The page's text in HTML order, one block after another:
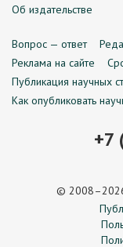
Об издательстве
Вопрос — ответ
Реклама на сайте
Публикация научных
Как опубликовать
+7
©